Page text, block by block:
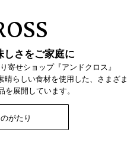
しさをご家庭に
寄せショップ『アンドクロス』
らしい食材を使用した、さまざま
を展開しています。
がたり